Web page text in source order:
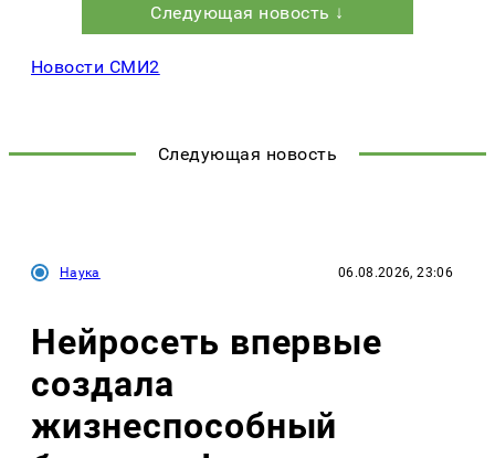
Следующая новость ↓
Новости СМИ2
Следующая новость
Наука 06.08.2026, 23:06
Нейросеть впервые
создала
жизнеспособный